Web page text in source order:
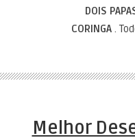
DOIS
CORINGA .
Melhor